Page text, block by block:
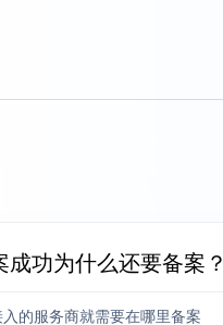
功为什么还要备案？
的服务商就需要在哪里备案